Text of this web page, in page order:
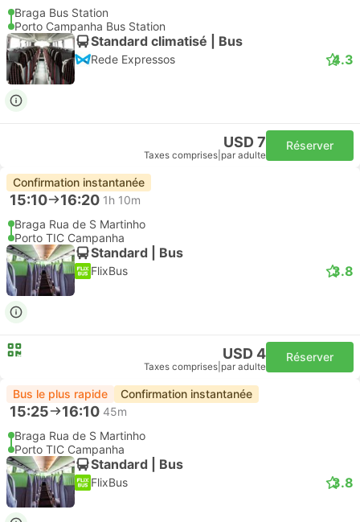
Braga Bus Station
Porto Campanha Bus Station
Standard climatisé | Bus
Rede Expressos 4.3
USD 7
Taxes comprises par adulte
Réserver
Confirmation instantanée
15:10 16:20 1h 10m
Braga Rua de S Martinho
Porto TIC Campanha
Standard | Bus
FlixBus 3.8
USD 4
Taxes comprises par adulte
Réserver
Bus le plus rapide Confirmation instantanée
15:25 16:10 45m
Braga Rua de S Martinho
Porto TIC Campanha
Standard | Bus
FlixBus 3.8